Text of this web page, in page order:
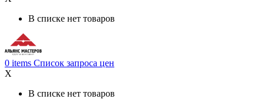
В списке нет товаров
0 items Список запроса цен
X
В списке нет товаров